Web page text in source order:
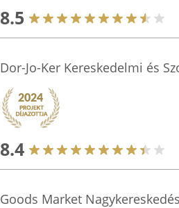
8.5
Dor-Jo-Ker Kereskedelmi és
8.4
Goods Market Nagykereskedés